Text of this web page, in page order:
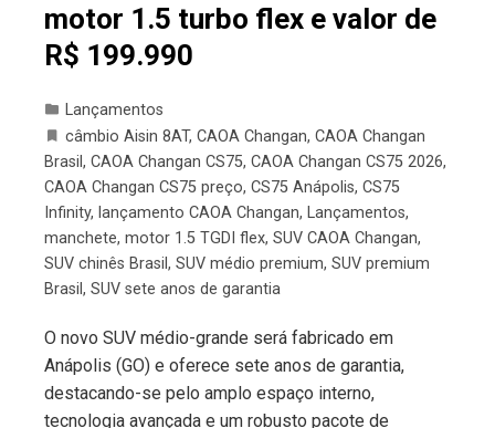
motor 1.5 turbo flex e valor de
R$ 199.990
Lançamentos
câmbio Aisin 8AT, CAOA Changan, CAOA Changan
Brasil , CAOA Changan CS75, CAOA Changan CS75 2026,
CAOA Changan CS75 preço, CS75 Anápolis, CS75
Infinity, lançamento CAOA Changan, Lançamentos,
manchete, motor 1.5 TGDI flex, SUV CAOA Changan,
SUV chinês Brasil , SUV médio premium, SUV premium
Brasil , SUV sete anos de garantia
O novo SUV médio-grande será fabricado em
Anápolis (GO) e oferece sete anos de garantia,
destacando-se pelo amplo espaço interno,
tecnologia avançada e um robusto pacote de